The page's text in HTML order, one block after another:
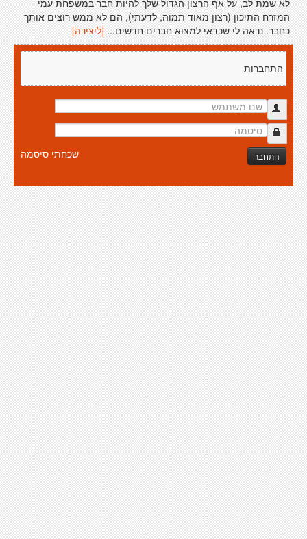
לא שמת לב, על אף הרצון הגדול שלך להיות חבר במשפחת עמי
המזרח התיכון (רצון מאוד תמוה, לדעתי), הם לא ממש רוצים אותך
כחבר. נראה לי שכדאי למצוא חברים חדשים...[ליצירה]
התחברות
התחבר שכחתי סיסמה